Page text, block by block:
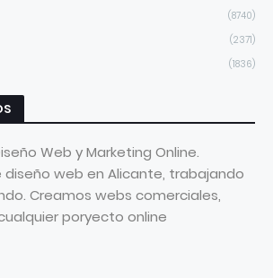
(8740)
(2371)
(1836)
Web y Marketing Online.
diseño web en Alicante, trabajando
Creamos webs comerciales,
poryecto online